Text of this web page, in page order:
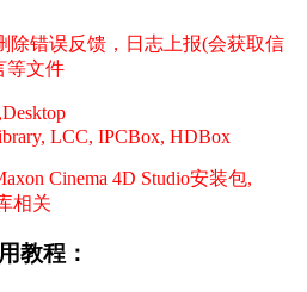
除错误反馈，日志上报(会获取信
等文件
LCC, IPCBox, HDBox
Cinema 4D Studio安装包,
相关
教程：